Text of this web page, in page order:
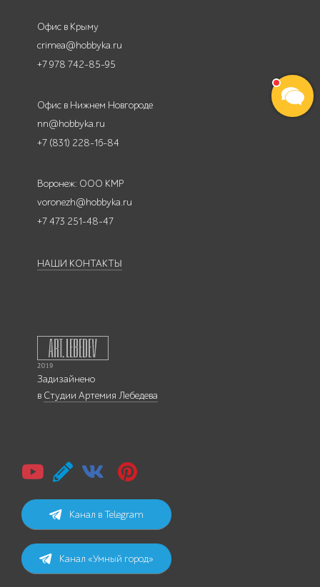
Офис в Крыму
crimea@hobbyka.ru
+7 978 742-85-95
Офис в Нижнем Новгороде
nn@hobbyka.ru
+7 (831) 228-16-84
Воронеж: ООО КМР
voronezh@hobbyka.ru
+7 473 251-48-47
НАШИ КОНТАКТЫ
Задизайнено
в Студии Артемия Лебедева
Канал в Telegram
Канал «Умный город»